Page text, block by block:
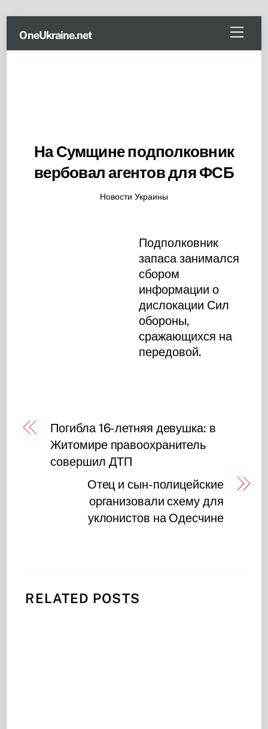
content
Menu
OneUkraine.net
На Сумщине подполковник
вербовал агентов для ФСБ
Новости Украины
Подполковник
запаса занимался
сбором
информации о
дислокации Сил
обороны,
сражающихся на
передовой.
Погибла 16-летняя девушка: в
Житомире правоохранитель
совершил ДТП
Отец и сын-полицейские
организовали схему для
уклонистов на Одесчине
RELATED POSTS